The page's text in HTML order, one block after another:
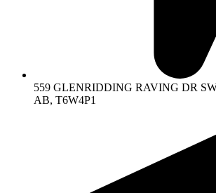
559 GLENRIDDING RAVING DR
AB, T6W4P1